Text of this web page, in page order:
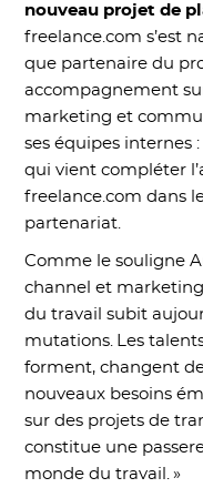
nouveau projet de
freelance.com s’est
que partenaire du
accompagnement
marketing et
ses équipes internes
qui vient compléter
freelance.com dans
partenariat.
Comme le souligne
channel et
du travail subit
mutations. Les
forment, changent
nouveaux besoins
sur des projets de
constitue une
monde du travail. »